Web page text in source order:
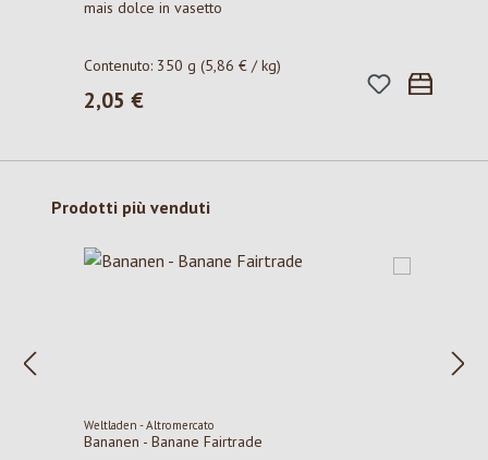
mais dolce in vasetto
Contenuto: 350 g(5,86 € / kg)
Prezzo normale:
2,05 €
Salta la galleria dei prodotti
Prodotti più venduti
Weltladen - Altromercato
Bananen - Banane Fairtrade